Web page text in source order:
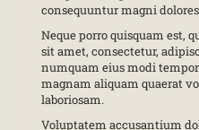
consequuntur magni
Neque porro quisquam est,
sit amet, consectetur,
numquam eius modi
magnam aliquam quaerat
laboriosam.
Voluptatem accusantium